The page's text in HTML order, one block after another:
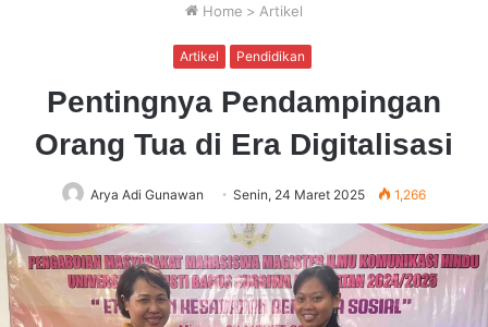
Home > Artikel
Artikel Pendidikan
Pentingnya Pendampingan
Orang Tua di Era Digitalisasi
Arya Adi Gunawan Senin, 24 Maret 2025 1,266